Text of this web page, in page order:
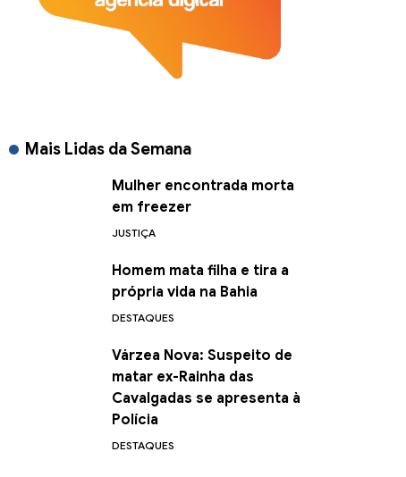
Mais Lidas da Semana
Mulher encontrada morta
em freezer
JUSTIÇA
Homem mata filha e tira a
própria vida na Bahia
DESTAQUES
Várzea Nova: Suspeito de
matar ex-Rainha das
Cavalgadas se apresenta à
Polícia
DESTAQUES